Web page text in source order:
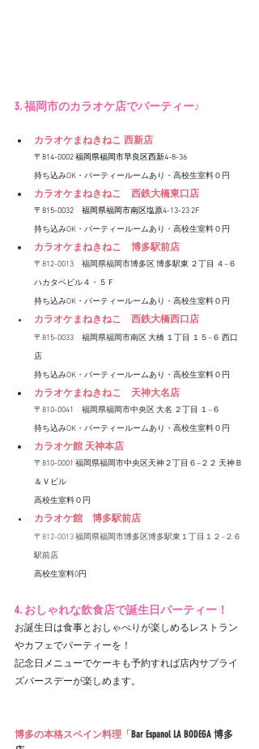
3. 福岡市のカラオケ店でパーティー♪
カラオケまねきねこ 西新店
〒814-0002 福岡県福岡市早良区西新4-8-36
持ち込みOK・パーティールームあり・高校生室料０円
カラオケまねきねこ　西鉄大橋東口店
〒815-0032　福岡県福岡市南区塩原4-13-23 2F
持ち込みOK・パーティールームあり・高校生室料０円
カラオケまねきねこ　博多駅前店
〒812-0013　福岡県福岡市博多区 博多駅東 ２丁目 ４−６
ハカタベビル４・５Ｆ
持ち込みOK・パーティールームあり・高校生室料０円
カラオケまねきねこ　西鉄大橋西口店
〒815-0033　福岡県福岡市南区 大橋 １丁目 １５−６ 西口
店
持ち込みOK・パーティールームあり・高校生室料０円
カラオケまねきねこ　天神大名店
〒810-0041　福岡県福岡市中央区 大名 ２丁目 １−６
持ち込みOK・パーティールームあり・高校生室料０円
カラオケ館 天神本店
〒810-0001 福岡県福岡市中央区天神２丁目６−２２ 天神Ｂ
＆Ｖビル
高校生室料０円
カラオケ館　博多駅前店
〒812-0013 福岡県福岡市博多区博多駅東１丁目１２−２６
駅前店
高校生室料0円
4. おしゃれな飲食店で誕生日パーティー！
お誕生日は食事とおしゃべりが楽しめるレストラン
やカフェでパーティーを！
記念日メニューでケーキも予約すれば店内サプライ
ズバースデーが楽しめます。
博多の本格スペイン料理「 Bar Espanol LA BODEGA 博多